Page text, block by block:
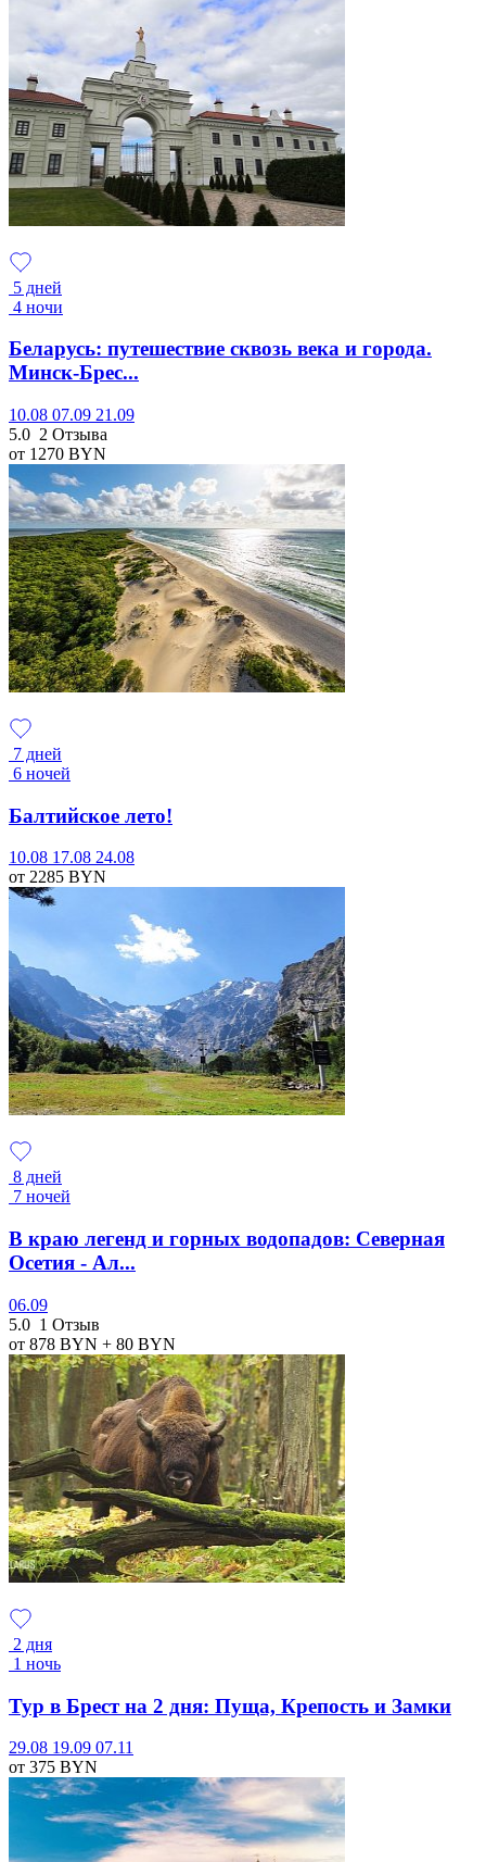
5 дней
4 ночи
Беларусь: путешествие сквозь века и города.
Минск-Брес...
10.08 07.09 21.09
5.0 2 Отзыва
от 1270 BYN
7 дней
6 ночей
Балтийское лето!
10.08 17.08 24.08
от 2285 BYN
8 дней
7 ночей
В краю легенд и горных водопадов: Северная
Осетия - Ал...
06.09
5.0 1 Отзыв
от 878 BYN + 80 BYN
2 дня
1 ночь
Тур в Брест на 2 дня: Пуща, Крепость и Замки
29.08 19.09 07.11
от 375 BYN